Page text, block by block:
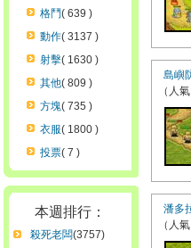
格鬥( 639 )
動作( 3137 )
射擊( 1630 )
其他( 809 )
方塊( 735 )
衣服( 1800 )
投票( 7 )
本週排行：
殺死老闆(3757)
島嶼
（人
潘多
（人